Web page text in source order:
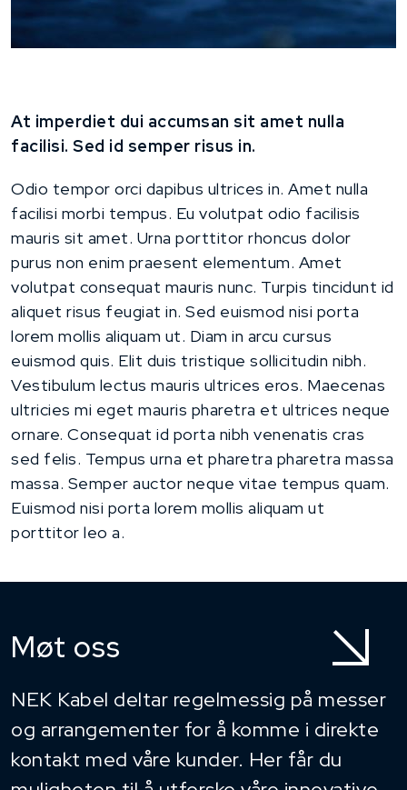
At imperdiet dui accumsan sit amet nulla
facilisi. Sed id semper risus in.
Odio tempor orci dapibus ultrices in. Amet nulla
facilisi morbi tempus. Eu volutpat odio facilisis
mauris sit amet. Urna porttitor rhoncus dolor
purus non enim praesent elementum. Amet
volutpat consequat mauris nunc. Turpis tincidunt id
aliquet risus feugiat in. Sed euismod nisi porta
lorem mollis aliquam ut. Diam in arcu cursus
euismod quis. Elit duis tristique sollicitudin nibh.
Vestibulum lectus mauris ultrices eros. Maecenas
ultricies mi eget mauris pharetra et ultrices neque
ornare. Consequat id porta nibh venenatis cras
sed felis. Tempus urna et pharetra pharetra massa
massa. Semper auctor neque vitae tempus quam.
Euismod nisi porta lorem mollis aliquam ut
porttitor leo a.
Møt oss
NEK Kabel deltar regelmessig på messer
og arrangementer for å komme i direkte
kontakt med våre kunder. Her får du